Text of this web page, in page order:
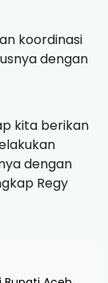
koordinasi
dengan
kita berikan
dengan
Regy